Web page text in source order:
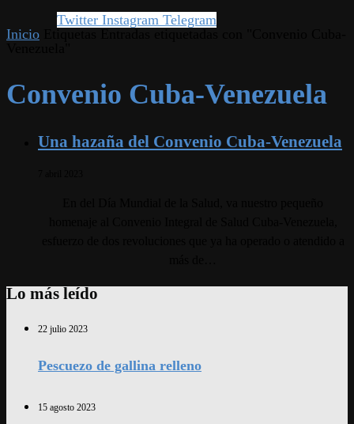
Twitter Instagram Telegram
Inicio
Convenio Cuba-Venezuela
Una hazaña del Convenio Cuba-Venezuela
Lo más leído
22 julio 2023
Pescuezo de gallina relleno
15 agosto 2023